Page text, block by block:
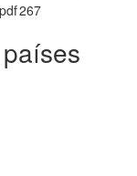
267